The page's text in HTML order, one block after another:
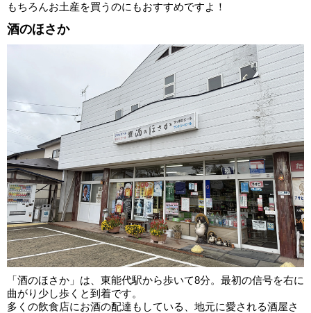
もちろんお土産を買うのにもおすすめですよ！
酒のほさか
「酒のほさか」は、東能代駅から歩いて8分。最初の信号を右に
曲がり少し歩くと到着です。
多くの飲食店にお酒の配達もしている、地元に愛される酒屋さ